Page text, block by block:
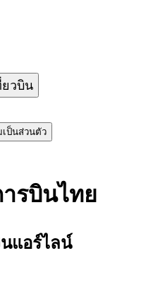
ยวบิน
ป็นส่วนตัว
รบินไทย
แอร์ไลน์